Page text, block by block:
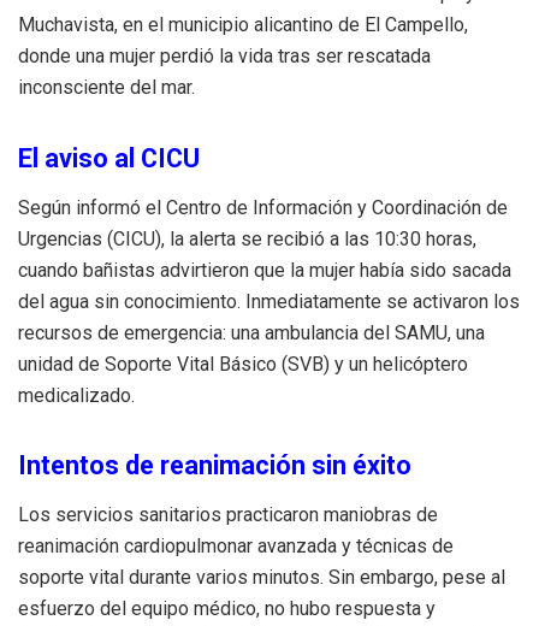
Muchavista, en el municipio alicantino de El Campello,
donde una mujer perdió la vida tras ser rescatada
inconsciente del mar.
El aviso al CICU
Según informó el Centro de Información y Coordinación de
Urgencias (CICU), la alerta se recibió a las 10:30 horas,
cuando bañistas advirtieron que la mujer había sido sacada
del agua sin conocimiento. Inmediatamente se activaron los
recursos de emergencia: una ambulancia del SAMU, una
unidad de Soporte Vital Básico (SVB) y un helicóptero
medicalizado.
Intentos de reanimación sin éxito
Los servicios sanitarios practicaron maniobras de
reanimación cardiopulmonar avanzada y técnicas de
soporte vital durante varios minutos. Sin embargo, pese al
esfuerzo del equipo médico, no hubo respuesta y